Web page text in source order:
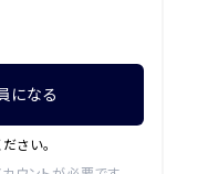
になる
さい。